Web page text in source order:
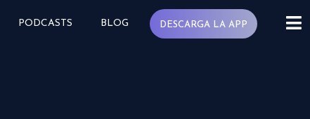
PODCASTS BLOG DESCARGA LA APP